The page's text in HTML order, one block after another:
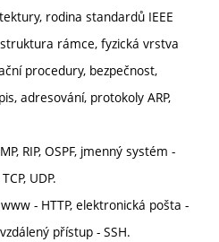
rodina standardů IEEE
rámce, fyzická vrstva
procedury, bezpečnost,
adresování, protokoly ARP,
RIP, OSPF, jmenný systém -
UDP.
- HTTP, elektronická pošta -
přístup - SSH.